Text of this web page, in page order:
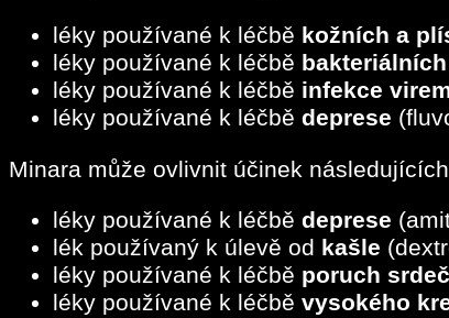
léky používané k léčbě kožních a
léky používané k léčbě
léky používané k léčbě infekce
léky používané k léčbě deprese
Minara může ovlivnit účinek
léky používané k léčbě deprese
lék používaný k úlevě od kašle
léky používané k léčbě poruch
léky používané k léčbě vysokého